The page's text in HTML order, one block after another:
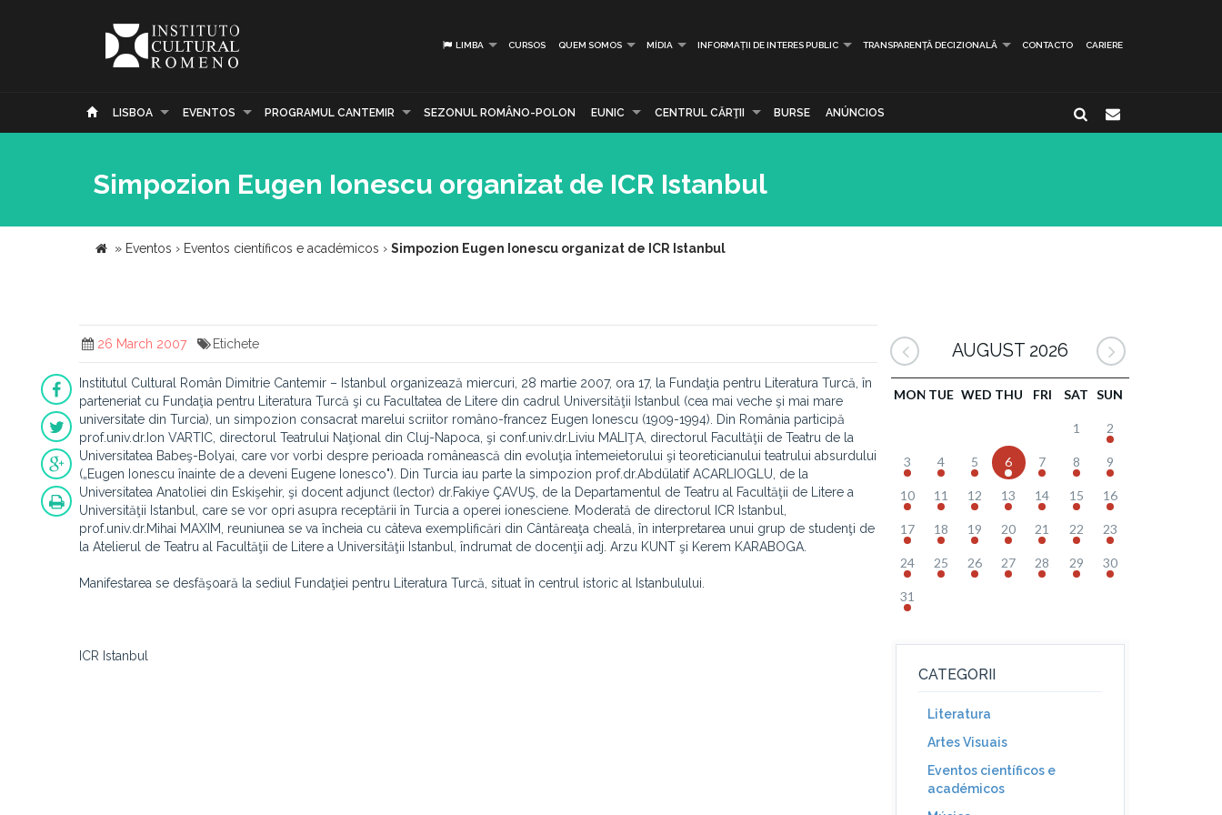
LIMBA CURSOS QUEM SOMOS MÍDIA INFORMAȚII DE INTERES PUBLIC TRANSPARENȚĂ DECIZIONALĂ CONTACTO CARIERE
LISBOA EVENTOS PROGRAMUL CANTEMIR SEZONUL ROMÂNO-POLON EUNIC CENTRUL CĂRŢII BURSE ANÚNCIOS
Simpozion Eugen Ionescu organizat de ICR Istanbul
» Eventos › Eventos científicos e académicos › Simpozion Eugen Ionescu organizat de ICR Istanbul
26 March 2007 Etichete
Institutul Cultural Român Dimitrie Cantemir – Istanbul organizează miercuri, 28 martie 2007, ora 17, la Fundaţia pentru Literatura Turcă, în
parteneriat cu Fundaţia pentru Literatura Turcă şi cu Facultatea de Litere din cadrul Universităţii Istanbul (cea mai veche şi mai mare
universitate din Turcia), un simpozion consacrat marelui scriitor româno-francez Eugen Ionescu (1909-1994). Din România participă
prof.univ.dr.Ion VARTIC, directorul Teatrului Naţional din Cluj-Napoca, şi conf.univ.dr.Liviu MALIŢA, directorul Facultăţii de Teatru de la
Universitatea Babeş-Bolyai, care vor vorbi despre perioada românească din evoluţia întemeietorului şi teoreticianului teatrului absurdului
(„Eugen Ionescu înainte de a deveni Eugene Ionesco"). Din Turcia iau parte la simpozion prof.dr.Abdülatif ACARLIOGLU, de la
Universitatea Anatoliei din Eskişehir, şi docent adjunct (lector) dr.Fakiye ÇAVUŞ, de la Departamentul de Teatru al Facultăţii de Litere a
Universităţii Istanbul, care se vor opri asupra receptării în Turcia a operei ionesciene. Moderată de directorul ICR Istanbul,
prof.univ.dr.Mihai MAXIM, reuniunea se va încheia cu câteva exemplificări din Cântăreaţa cheală, în interpretarea unui grup de studenţi de
la Atelierul de Teatru al Facultăţii de Litere a Universităţii Istanbul, îndrumat de docenţii adj. Arzu KUNT şi Kerem KARABOGA.
Manifestarea se desfăşoară la sediul Fundaţiei pentru Literatura Turcă, situat în centrul istoric al Istanbulului.
ICR Istanbul
AUGUST 2026
MON TUE WED THU FRI SAT SUN
1 2
3 4 5 6 7 8 9
10 11 12 13 14 15 16
17 18 19 20 21 22 23
24 25 26 27 28 29 30
31
CATEGORII
Literatura
Artes Visuais
Eventos científicos e
académicos